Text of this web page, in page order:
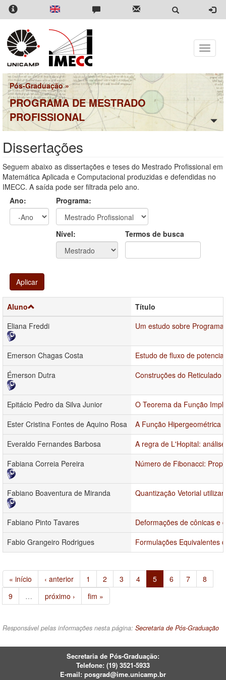
Pular
para
conteúdo
principal
Toggle
Pós-Graduação»
PROGRAMA DE MESTRADO
PROFISSIONAL
Dissertações
Seguem abaixo as dissertações e teses do Mestrado Profissional em
Matemática Aplicada e Computacional produzidas e defendidas no
IMECC. A saída pode ser filtrada pelo ano.
Ano:
Programa:
Nível: Termos de busca
Aplicar
Aluno
Título
Eliana Freddi
Um estudo sobre
Emerson Chagas Costa
Estudo de fluxo de
Émerson Dutra
Construções do Reticulado
Epitácio Pedro da Silva Junior
O Teorema da Função
Ester Cristina Fontes de Aquino Rosa
A Função Hipergeométrica
Everaldo Fernandes Barbosa
A regra de L'Hopital:
Fabiana Correia Pereira
Número de Fibonacci:
Fabiano Boaventura de Miranda Quantização Vetorial
Fabiano Pinto Tavares
Deformações de cônicas e
Fabio Grangeiro Rodrigues
Formulações Equivalentes
« início ‹ anterior 1 2 3 4 5 6 7
8
9
… próximo › fim »
Responsável pelas informações nesta página: Secretaria de Pós-Graduação
Secretaria de Pós-Graduação:
Telefone: (19) 3521-5933
E-mail: posgrad@ime.unicamp.br